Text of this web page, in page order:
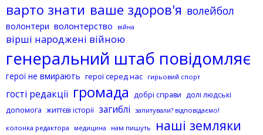
варто знати ваше здоров'я волейбол
волонтери волонтерство війна
вірші народжені війною
генеральний штаб повідомляє
герої не вмирають герої серед нас гирьовий спорт
гості редакції громада добрі справи долі людські
допомога життєві історії загиблі запитували? відповідаємо!
колонка редактора
медицина нам пишуть наші земляки